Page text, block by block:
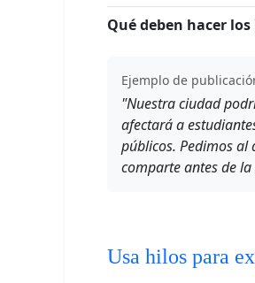
Qué deben hacer
Ejemplo de
"Nuestra ciudad
afectará a
públicos. Pedimos
comparte antes de
Usa hilos para